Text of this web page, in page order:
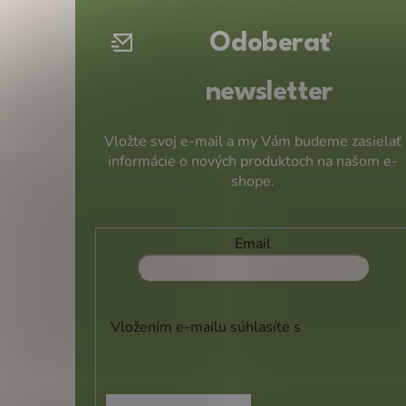
Odoberať
newsletter
Vložte svoj e-mail a my Vám budeme zasielať
informácie o nových produktoch na našom e-
shope.
Email
Vložením e-mailu súhlasíte s